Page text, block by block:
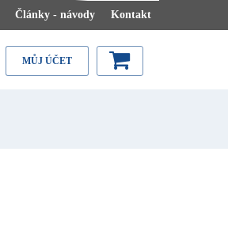
Články - návody Kontakt
MŮJ ÚČET